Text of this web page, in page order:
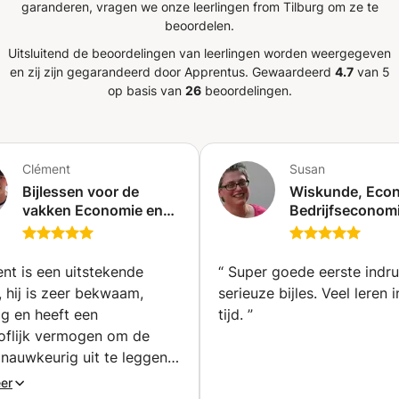
- Amsterdam (ook online
in het weekend Neem gerust contact
garanderen, vragen we onze leerlingen from Tilburg om ze te
beoordelen.
Uitsluitend de beoordelingen van leerlingen worden weergegeven
en zij zijn gegarandeerd door Apprentus. Gewaardeerd 4.7van 5
op basis van 26beoordelingen.
Clément
Bijlessen voor de
vakken Economie en
Wiskunde, waarbij ik je
begrijpen en je
vaardigheden te
verbeteren
(Ganshoren)
is een uitstekende
hij is zeer bekwaam,
en heeft een
vermogen om de
uit te leggen.
hem van harte aan.
Susan
Wiskunde,
Geschiedenis,
(Berg en Dal)
“ Super goede eerste
serieuze bijles. Veel leren
tijd. ”